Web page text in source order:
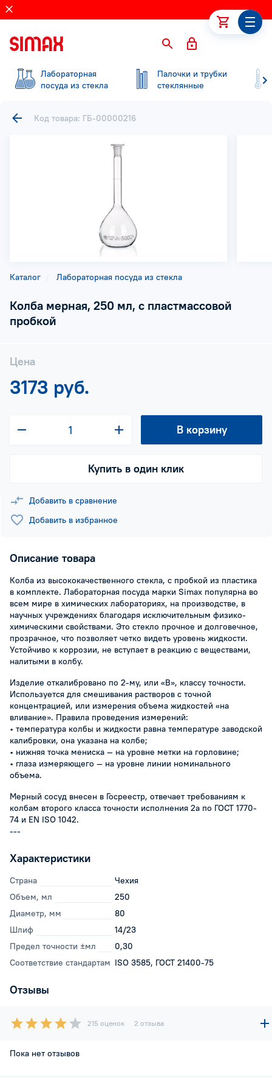
Лабораторная
посуда из стекла
Палочки и трубки
стеклянные
Каталог Лабораторная посуда из стекла
Колба мерная, 250 мл, с пластмассовой
пробкой
Цена
3173 руб.
В корзину
Купить в один клик
Добавить в сравнение
Добавить в избранное
Описание товара
Колба из высококачественного стекла, с пробкой из пластика
в комплекте. Лабораторная посуда марки Simax популярна во
всем мире в химических лабораториях, на производстве, в
научных учреждениях благодаря исключительным физико-
химическими свойствами. Это стекло прочное и долговечное,
прозрачное, что позволяет четко видеть уровень жидкости.
Устойчиво к коррозии, не вступает в реакцию с веществами,
налитыми в колбу.
Изделие откалибровано по 2-му, или «B», классу точности.
Используется для смешивания растворов с точной
концентрацией, или измерения объема жидкостей «на
вливание». Правила проведения измерений:
• температура колбы и жидкости равна температуре заводской
калибровки, она указана на колбе;
• нижняя точка мениска — на уровне метки на горловине;
• глаза измеряющего — на уровне линии номинального
объема.
Мерный сосуд внесен в Госреестр, отвечает требованиям к
колбам второго класса точности исполнения 2а по ГОСТ 1770-
74 и EN ISO 1042.
---
Характеристики
Страна
Чехия
Объем, мл
250
Диаметр, мм
80
Шлиф
14/23
Предел точности ±мл
0,30
Соответствие стандартам ISO 3585, ГОСТ 21400-75
Отзывы
215 оценок 2 отзыва
Пока нет отзывов
Код товара: ГБ-00000216